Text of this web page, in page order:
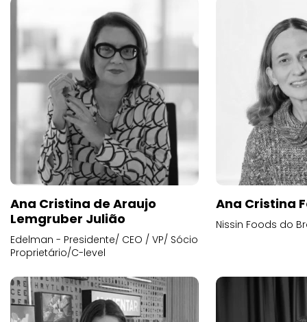
Ana Cristina de Araujo
Lemgruber Julião
Edelman - Presidente/ CEO / VP/ Sócio
Proprietário/C-level
Ana Cristina
Nissin Foods do